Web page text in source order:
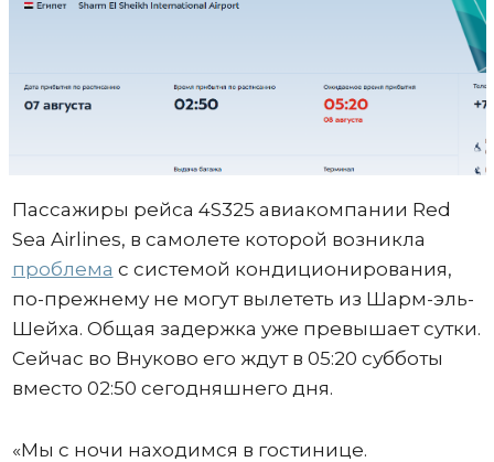
Пассажиры рейса 4S325 авиакомпании Red
Sea Airlines, в самолете которой возникла
проблема с системой кондиционирования,
по-прежнему не могут вылететь из Шарм-эль-
Шейха. Общая задержка уже превышает сутки.
Сейчас во Внуково его ждут в 05:20 субботы
вместо 02:50 сегодняшнего дня.
«Мы с ночи находимся в гостинице.